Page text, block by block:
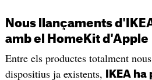
Nous llançaments
amb el HomeKit d'Apple
Entre els productes totalment
dispositius ja existents,
IKEA